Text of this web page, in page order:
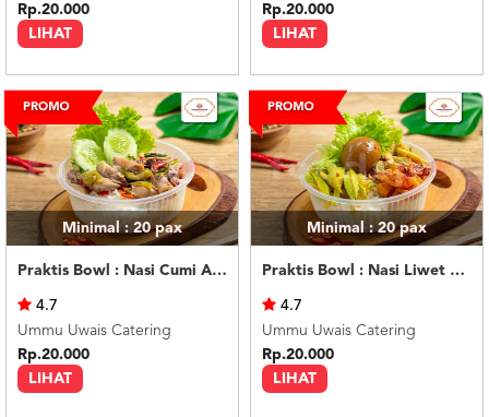
LIHAT
Rp.20.000
LIHAT
Rp.20.000
Minimal : 20pax
Praktis Bowl : Nasi Cumi Asin
LIHAT
4.7
Ummu Uwais Catering
Rp.20.000
Minimal : 20pax
Praktis Bowl : Nasi Liwet Ayam Suwir
LIHAT
4.7
Ummu Uwais Catering
Rp.20.000